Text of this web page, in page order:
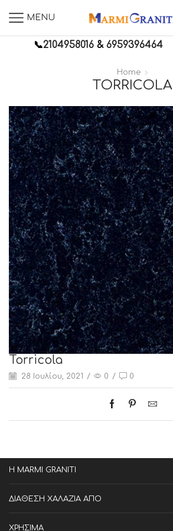
MENU
📞2104958016 &6959396464
Home
TORRICOLA
Torricola
28 Ιουλίου, 2021 / 0 / 0
Η MARMI GRANITI
ΔΙΑΘΕΣΗ ΧΑΛΑΖΙΑ ΑΠΟ
ΧΡΗΣΙΜΑ